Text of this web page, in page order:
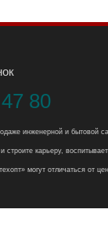
80
инженерной и бытовой
строите карьеру,
могут отличаться от